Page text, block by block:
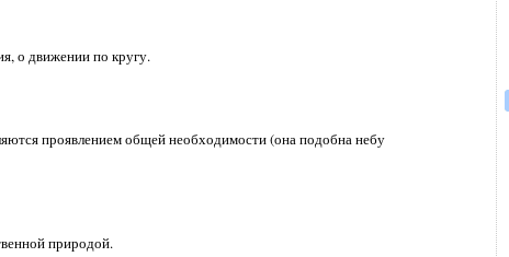
о движении по кругу.
проявлением общей необходимости (она подобна небу
природой.